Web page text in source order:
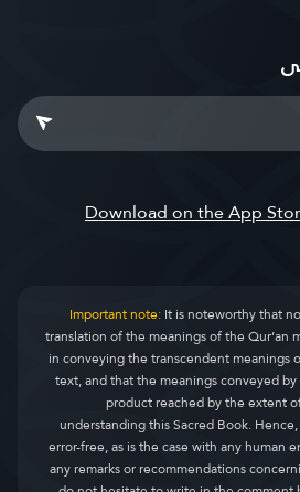
Important note:It is noteworthy that
translation of the meanings of the Qur’an
in conveying the transcendent meanings
text, and that the meanings conveyed
product reached by the extent
understanding this Sacred Book.
error-free, as is the case with any human
any remarks or recommendations